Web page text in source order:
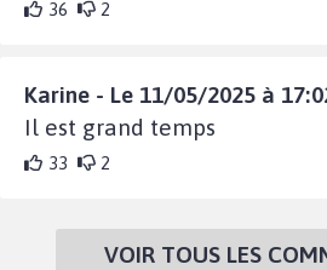
36 2
Karine - Le 11/05/2025 à
Il est grand temps
33 2
VOIR TOUS LES